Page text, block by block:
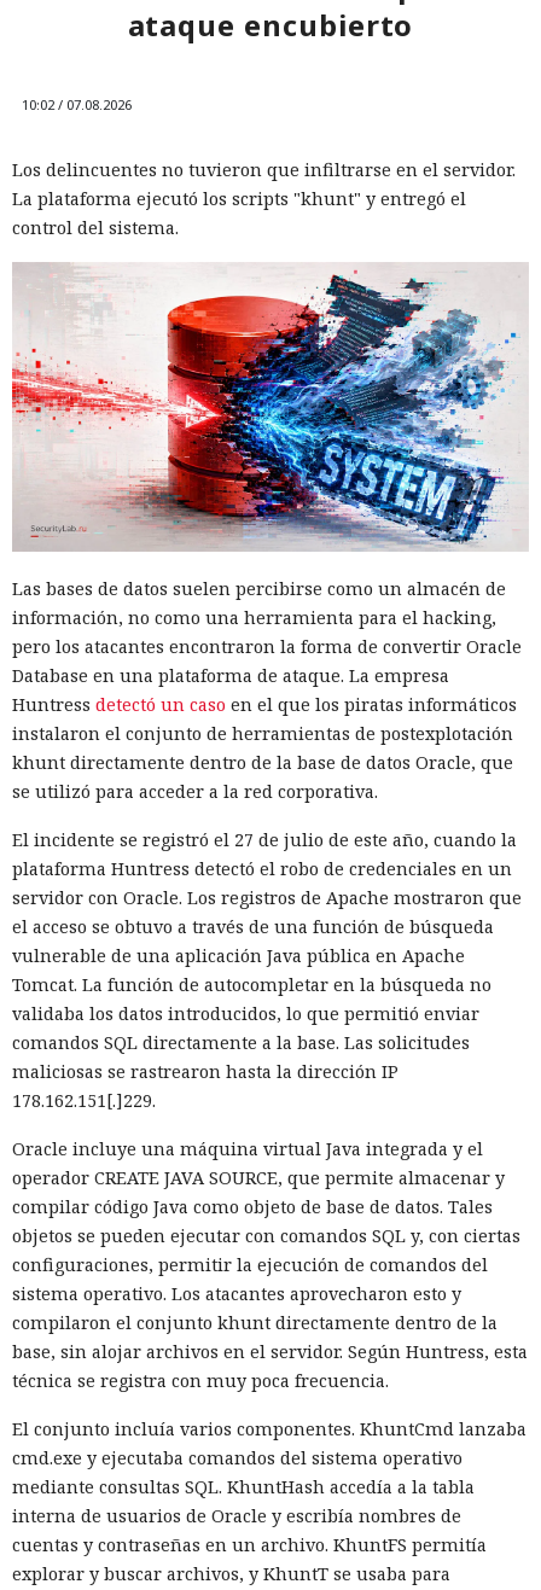
ataque encubierto
10:02 / 07.08.2026
Los delincuentes no tuvieron que infiltrarse en el servidor.
La plataforma ejecutó los scripts "khunt" y entregó el
control del sistema.
Las bases de datos suelen percibirse como un almacén de
información, no como una herramienta para el hacking,
pero los atacantes encontraron la forma de convertir Oracle
Database en una plataforma de ataque. La empresa
Huntress detectó un caso en el que los piratas informáticos
instalaron el conjunto de herramientas de postexplotación
khunt directamente dentro de la base de datos Oracle, que
se utilizó para acceder a la red corporativa.
El incidente se registró el 27 de julio de este año, cuando la
plataforma Huntress detectó el robo de credenciales en un
servidor con Oracle. Los registros de Apache mostraron que
el acceso se obtuvo a través de una función de búsqueda
vulnerable de una aplicación Java pública en Apache
Tomcat. La función de autocompletar en la búsqueda no
validaba los datos introducidos, lo que permitió enviar
comandos SQL directamente a la base. Las solicitudes
maliciosas se rastrearon hasta la dirección IP
178.162.151[.]229.
Oracle incluye una máquina virtual Java integrada y el
operador CREATE JAVA SOURCE, que permite almacenar y
compilar código Java como objeto de base de datos. Tales
objetos se pueden ejecutar con comandos SQL y, con ciertas
configuraciones, permitir la ejecución de comandos del
sistema operativo. Los atacantes aprovecharon esto y
compilaron el conjunto khunt directamente dentro de la
base, sin alojar archivos en el servidor. Según Huntress, esta
técnica se registra con muy poca frecuencia.
El conjunto incluía varios componentes. KhuntCmd lanzaba
cmd.exe y ejecutaba comandos del sistema operativo
mediante consultas SQL. KhuntHash accedía a la tabla
interna de usuarios de Oracle y escribía nombres de
cuentas y contraseñas en un archivo. KhuntFS permitía
explorar y buscar archivos, y KhuntT se usaba para